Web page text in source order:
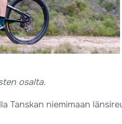
osalta.
Tanskan niemimaan